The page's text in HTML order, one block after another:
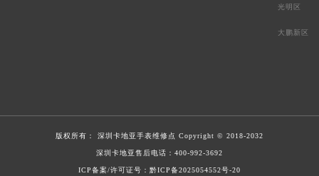
光明区
大鹏新区
版权所有： 深圳卡地亚手表维修点 Copyright © 2018-2032
深圳卡地亚售后电话： 400-992-3692
ICP备案/许可证号：黔ICP备2025054552号-20